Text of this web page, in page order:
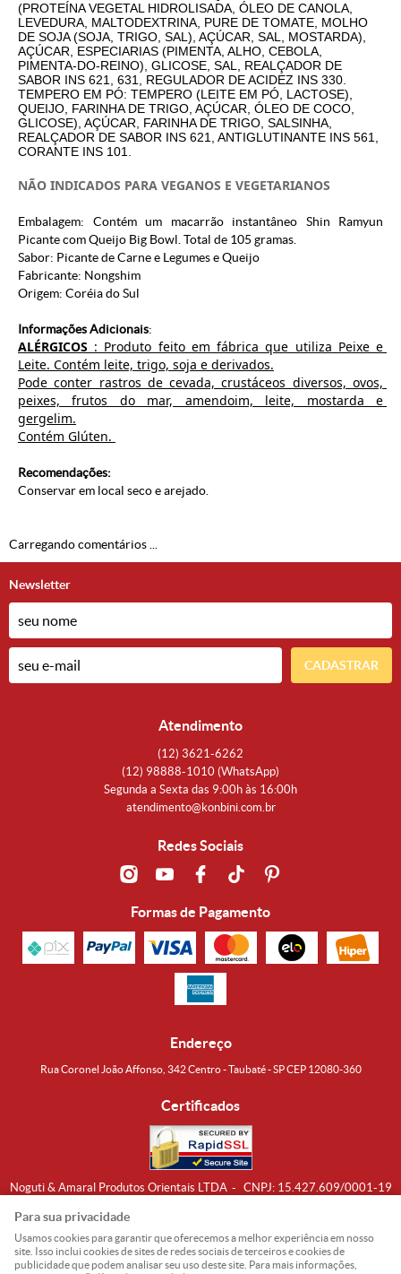
(PROTEÍNA VEGETAL HIDROLISADA, ÓLEO DE CANOLA,
LEVEDURA, MALTODEXTRINA, PURE DE TOMATE, MOLHO
DE SOJA (SOJA, TRIGO, SAL), AÇÚCAR, SAL, MOSTARDA),
AÇÚCAR, ESPECIARIAS (PIMENTA, ALHO, CEBOLA,
PIMENTA-DO-REINO), GLICOSE, SAL, REALÇADOR DE
SABOR INS 621, 631, REGULADOR DE ACIDEZ INS 330.
TEMPERO EM PÓ: TEMPERO (LEITE EM PÓ, LACTOSE),
QUEIJO, FARINHA DE TRIGO, AÇÚCAR, ÓLEO DE COCO,
GLICOSE), AÇÚCAR, FARINHA DE TRIGO, SALSINHA,
REALÇADOR DE SABOR INS 621, ANTIGLUTINANTE INS 561,
CORANTE INS 101.
NÃO INDICADOS PARA VEGANOS E VEGETARIANOS
Embalagem: Contém um macarrão instantâneo Shin Ramyun
Picante com Queijo Big Bowl. Total de 105 gramas.
Sabor: Picante de Carne e Legumes e Queijo
Fabricante: Nongshim
Origem: Coréia do Sul
Informações Adicionais:
ALÉRGICOS : Produto feito em fábrica que utiliza Peixe e
Leite. Contém leite, trigo, soja e derivados.
Pode conter rastros de cevada, crustáceos diversos, ovos,
peixes, frutos do mar, amendoim, leite, mostarda e
gergelim.
Contém Glúten.
Recomendações:
Conservar em local seco e arejado.
Carregando comentários ...
Newsletter
CADASTRAR
Atendimento
(12) 3621-6262
(12) 98888-1010 (WhatsApp)
Segunda a Sexta das 9:00h às 16:00h
atendimento@konbini.com.br
Redes Sociais
Formas de Pagamento
Endereço
Rua Coronel João Affonso, 342 Centro - Taubaté - SP CEP 12080-360
Certificados
Noguti & Amaral Produtos Orientais LTDA CNPJ: 15.427.609/0001-19
Para sua privacidade
Usamos cookies para garantir que oferecemos a melhor experiência em nosso
site. Isso inclui cookies de sites de redes sociais de terceiros e cookies de
publicidade que podem analisar seu uso deste site. Para mais informações,